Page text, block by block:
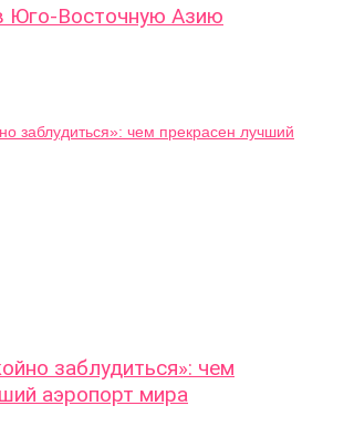
Юго-Восточную Азию
заблудиться»: чем
аэропорт мира